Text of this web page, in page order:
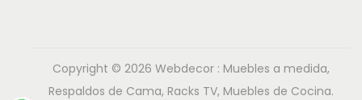
Copyright © 2026 Webdecor : Muebles a medida,
Respaldos de Cama, Racks TV, Muebles de Cocina.